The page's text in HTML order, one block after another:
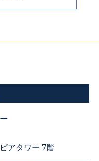
アタワー 7階